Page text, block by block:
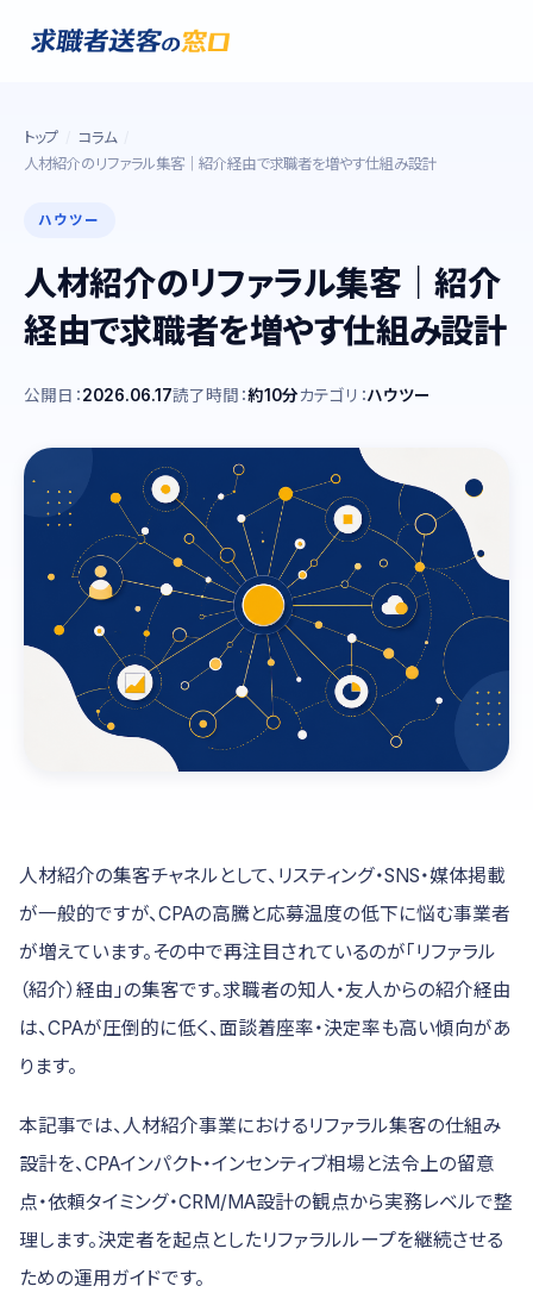
トップ
コラム
人材紹介のリファラル集客｜紹介経由で求職者を増やす仕組み設計
ハウツー
人材紹介のリファラル集客｜紹介
経由で求職者を増やす仕組み設計
公開日：2026.06.17読了時間：約10分カテゴリ：ハウツー
人材紹介の集客チャネルとして、リスティング・SNS・媒体掲載
が一般的ですが、CPAの高騰と応募温度の低下に悩む事業者
が増えています。その中で再注目されているのが「リファラル
（紹介）経由」の集客です。求職者の知人・友人からの紹介経由
は、CPAが圧倒的に低く、面談着座率・決定率も高い傾向があ
ります。
本記事では、人材紹介事業におけるリファラル集客の仕組み
設計を、CPAインパクト・インセンティブ相場と法令上の留意
点・依頼タイミング・CRM/MA設計の観点から実務レベルで整
理します。決定者を起点としたリファラルループを継続させる
ための運用ガイドです。